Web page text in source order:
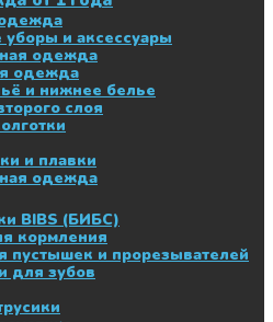
уборы и аксессуары
одежда
одежда
и нижнее белье
слоя
и плавки
одежда
BIBS (БИБС)
кормления
пустышек и прорезывателей
для зубов